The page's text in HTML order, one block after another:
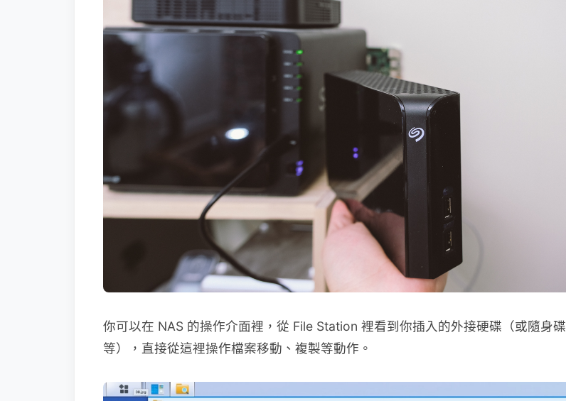
你可以在 NAS 的操作介面裡，從 File Station 裡看到你插入的外接硬碟（或隨身碟
等），直接從這裡操作檔案移動、複製等動作。